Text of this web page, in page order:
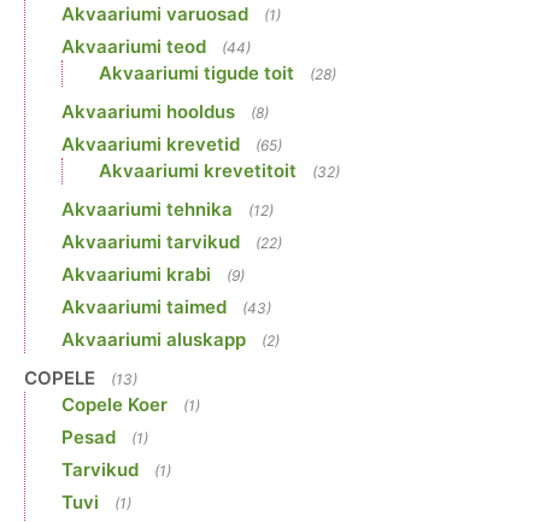
Akvaariumi varuosad (1)
Akvaariumi teod (44)
Akvaariumi tigude toit (28)
Akvaariumi hooldus (8)
Akvaariumi krevetid (65)
Akvaariumi krevetitoit (32)
Akvaariumi tehnika (12)
Akvaariumi tarvikud (22)
Akvaariumi krabi (9)
Akvaariumi taimed (43)
Akvaariumi aluskapp (2)
COPELE (13)
Copele Koer (1)
Pesad (1)
Tarvikud (1)
Tuvi (1)